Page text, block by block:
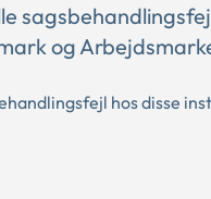
og
hos disse